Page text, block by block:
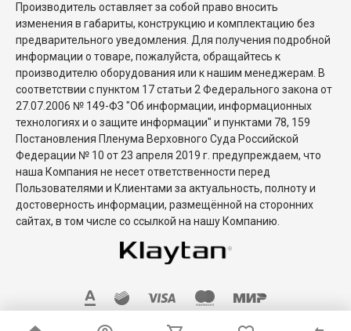
Производитель оставляет за собой право вносить
изменения в габариты, конструкцию и комплектацию без
предварительного уведомления. Для получения подробной
информации о товаре, пожалуйста, обращайтесь к
производителю оборудования или к нашим менеджерам. В
соответствии с пунктом 17 статьи 2 Федерального закона от
27.07.2006 № 149-ФЗ "Об информации, информационных
технологиях и о защите информации" и пунктами 78, 159
Постановления Пленума Верховного Суда Российской
Федерации № 10 от 23 апреля 2019 г. предупреждаем, что
наша Компания не несет ответственности перед
Пользователями и Клиентами за актуальность, полноту и
достоверность информации, размещённой на сторонних
сайтах, в том числе со ссылкой на нашу Компанию.